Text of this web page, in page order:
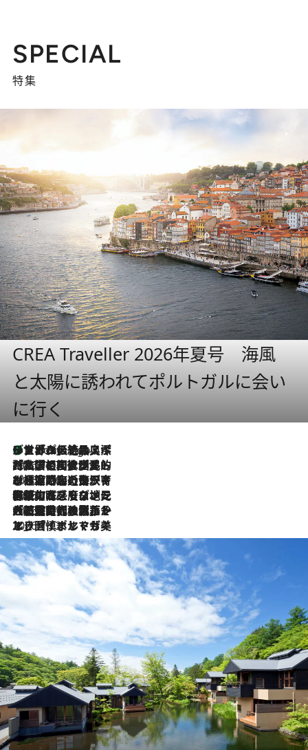
SPECIAL
特集
CREA Traveller 2026年夏号 海風
と太陽に誘われてポルトガルに会い
に行く
9 Hours Ago
リスボンの絶品スイーツ「パステル・デ・ナタ」とは？ポルトガル伝統の奥深い世界へ
2026.7.27
「私の祖国はポルトガル語です」国民的詩人フェルナンド・ペソアと、彼が愛した文学の街を歩く
2026.7.26
ポルトガル近海が育む極上の海の幸。キリリと冷えた白ワインと愉しむ、シーフード専門店の贅沢
2026.7.22
伝統の味をモダンに昇華。高感度な地元客が集う、リスボンの最旬ガストロノミー
2026.7.21
大航海時代の栄華から、震災、独裁、そして革命へ。ポルトガル・首都リスボンの石畳に刻まれた「歴史の光と影」
2026.7.13
エッセイ・ヤマザキマリ「慎ましくも美しき国 ポルトガル」